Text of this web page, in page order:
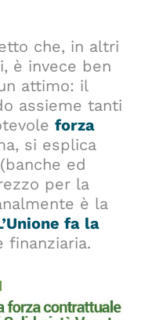
che, in altri
è invece ben
attimo: il
assieme tanti
forza
si esplica
ed
per la
è la
fa la
finanziaria.